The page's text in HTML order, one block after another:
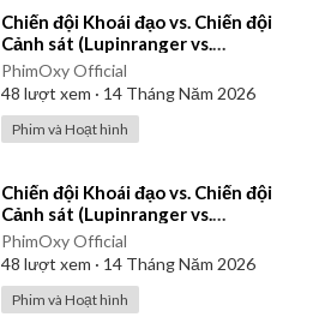
⁣Chiến đội Khoái đạo vs. Chiến đội
Cảnh sát (Lupinranger vs.
Patranger) 2018 - Tập 9 | Vietsub
PhimOxy Official
48 lượt xem · 14 Tháng Năm 2026
Phim và Hoạt hình
⁣Chiến đội Khoái đạo vs. Chiến đội
Cảnh sát (Lupinranger vs.
Patranger) 2018 - Tập 20 | Vietsub
PhimOxy Official
48 lượt xem · 14 Tháng Năm 2026
Phim và Hoạt hình